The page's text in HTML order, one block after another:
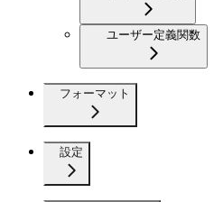
ユーザー定義関数
フォーマット
設定